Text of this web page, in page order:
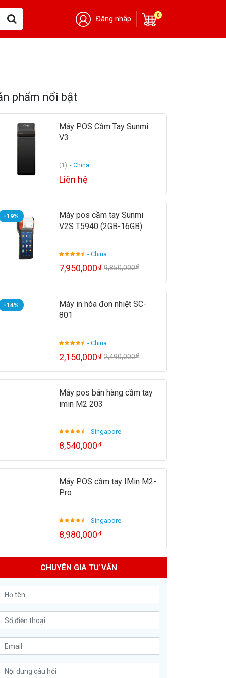
Đăng nhập 0
phẩm nổi bật
Máy POS Cầm Tay Sunmi
V3
(1) - China
Liên hệ
-19%
Máy pos cầm tay Sunmi
V2S T5940 (2GB-16GB)
- China
7,950,000₫ 9,850,000₫
-14%
Máy in hóa đơn nhiệt SC-
801
- China
2,150,000₫ 2,490,000₫
Máy pos bán hàng cầm tay
imin M2 203
- Singapore
8,540,000₫
Máy POS cầm tay IMin M2-
Pro
- Singapore
8,980,000₫
CHUYÊN GIA TƯ VẤN